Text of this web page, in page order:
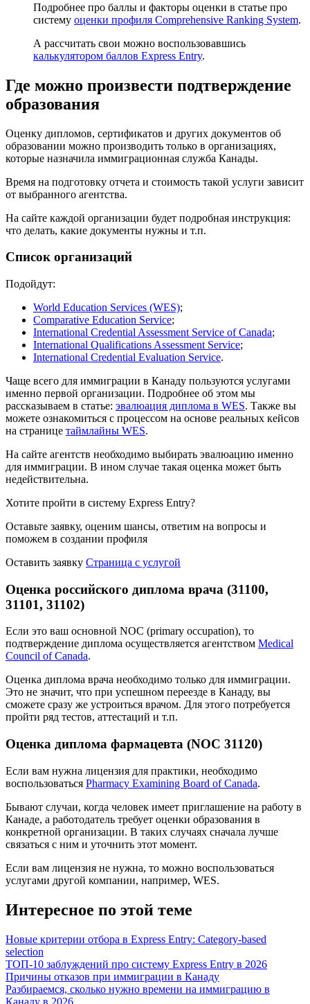
Подробнее про баллы и факторы оценки в статье про
систему оценки профиля Comprehensive Ranking System.
А рассчитать свои можно воспользовавшись
калькулятором баллов Express Entry.
Где можно произвести подтверждение
образования
Оценку дипломов, сертификатов и других документов об
образовании можно производить только в организациях,
которые назначила иммиграционная служба Канады.
Время на подготовку отчета и стоимость такой услуги зависит
от выбранного агентства.
На сайте каждой организации будет подробная инструкция:
что делать, какие документы нужны и т.п.
Список организаций
Подойдут:
World Education Services (WES);
Comparative Education Service;
International Credential Assessment Service of Canada;
International Qualifications Assessment Service;
International Credential Evaluation Service.
Чаще всего для иммиграции в Канаду пользуются услугами
именно первой организации. Подробнее об этом мы
рассказываем в статье: эвалюация диплома в WES. Также вы
можете ознакомиться с процессом на основе реальных кейсов
на странице таймлайны WES.
На сайте агентств необходимо выбирать эвалюацию именно
для иммиграции. В ином случае такая оценка может быть
недействительна.
Хотите пройти в систему Express Entry?
Оставьте заявку, оценим шансы, ответим на вопросы и
поможем в создании профиля
Оставить заявку Страница с услугой
Оценка российского диплома врача (31100,
31101, 31102)
Если это ваш основной NOC (primary occupation), то
подтверждение диплома осуществляется агентством Medical
Council of Canada.
Оценка диплома врача необходимо только для иммиграции.
Это не значит, что при успешном переезде в Канаду, вы
сможете сразу же устроиться врачом. Для этого потребуется
пройти ряд тестов, аттестаций и т.п.
Оценка диплома фармацевта (NOC 31120)
Если вам нужна лицензия для практики, необходимо
воспользоваться Pharmacy Examining Board of Canada.
Бывают случаи, когда человек имеет приглашение на работу в
Канаде, а работодатель требует оценки образования в
конкретной организации. В таких случаях сначала лучше
связаться с ним и уточнить этот момент.
Если вам лицензия не нужна, то можно воспользоваться
услугами другой компании, например, WES.
Интересное по этой теме
Новые критерии отбора в Express Entry: Category-based
selection
ТОП-10 заблуждений про систему Express Entry в 2026
Причины отказов при иммиграции в Канаду
Разбираемся, сколько нужно времени на иммиграцию в
Канаду в 2026